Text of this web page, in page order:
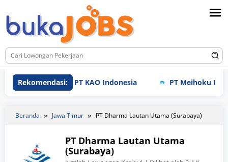
ke
konten
Rekomendasi:PT KAO Indonesia PT Meihoku
Beranda Jawa Timur PT Dharma Lautan Utama (Surabaya)
PT Dharma Lautan Utama
(Surabaya)